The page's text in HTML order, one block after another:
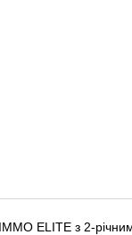
ELITE з 2-